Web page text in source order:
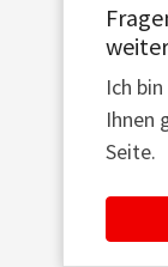
Ich
Ihnen
Seite.